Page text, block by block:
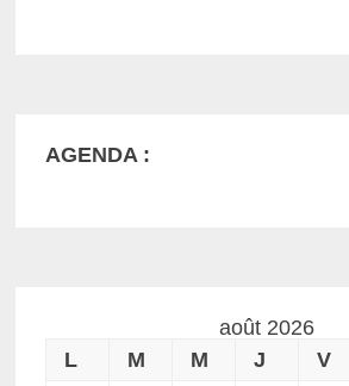
AGENDA :
août 2026
L
M M J V